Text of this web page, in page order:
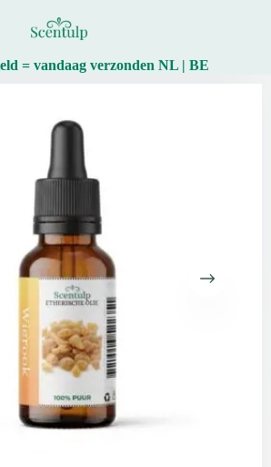
= vandaag verzonden NL | BE